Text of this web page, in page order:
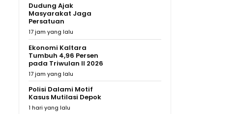
Dudung Ajak
Masyarakat Jaga
Persatuan
17 jam yang lalu
Ekonomi Kaltara
Tumbuh 4,96 Persen
pada Triwulan II 2026
17 jam yang lalu
Polisi Dalami Motif
Kasus Mutilasi Depok
1 hari yang lalu